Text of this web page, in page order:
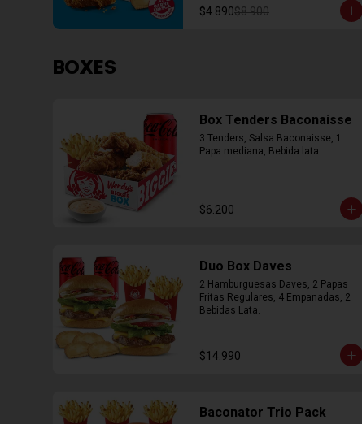
$4.890$8.900
BOXES
Box Tenders Baconaisse
3 Tenders, Salsa Baconaisse, 1
Papa mediana, Bebida lata
$6.200
Duo Box Daves
2 Hamburguesas Daves, 2 Papas
Fritas Regulares, 4 Empanadas, 2
Bebidas Lata.
$14.990
Baconator Trio Pack